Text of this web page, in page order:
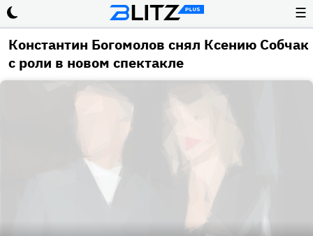
☰
Константин Богомолов снял Ксению Собчак
с роли в новом спектакле